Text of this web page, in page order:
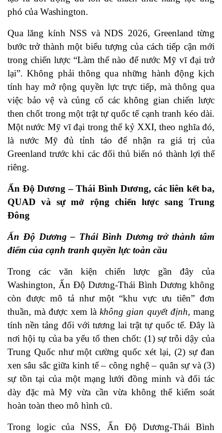
phó của Washington.
Qua lăng kính NSS và NDS 2026, Greenland từng
bước trở thành một biểu tượng của cách tiếp cận mới
trong chiến lược “Làm thế nào để nước Mỹ vĩ đại trở
lại”. Không phải thông qua những hành động kịch
tính hay mở rộng quyền lực trực tiếp, mà thông qua
việc bảo vệ và củng cố các không gian chiến lược
then chốt trong một trật tự quốc tế cạnh tranh kéo dài.
Một nước Mỹ vĩ đại trong thế kỷ XXI, theo nghĩa đó,
là nước Mỹ đủ tỉnh táo để nhận ra giá trị của
Greenland trước khi các đối thủ biến nó thành lợi thế
riêng.
Ấn Độ Dương – Thái Bình Dương, các liên kết ba,
QUAD và sự mở rộng chiến lược sang Trung
Đông
Ấn Độ Dương – Thái Bình Dương trở thành tâm
điểm của cạnh tranh quyền lực toàn cầu
Trong các văn kiện chiến lược gần đây của
Washington, Ấn Độ Dương-Thái Bình Dương không
còn được mô tả như một “khu vực ưu tiên” đơn
thuần, mà được xem làkhông gian quyết định,mang
tính nền tảng đối với tương lai trật tự quốc tế. Đây là
nơi hội tụ của ba yếu tố then chốt: (1) sự trỗi dậy của
Trung Quốc như một cường quốc xét lại, (2) sự đan
xen sâu sắc giữa kinh tế – công nghệ – quân sự và (3)
sự tồn tại của một mạng lưới đồng minh và đối tác
dày đặc mà Mỹ vừa cần vừa không thể kiểm soát
hoàn toàn theo mô hình cũ.
Trong logic của NSS, Ấn Độ Dương-Thái Bình